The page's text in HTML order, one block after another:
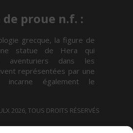
proue n.f. :
grecque, la figure de
statue de Hera qui
aventuriers dans les
représentées par une
incarne également le
2026, TOUS DROITS RÉSERVÉS